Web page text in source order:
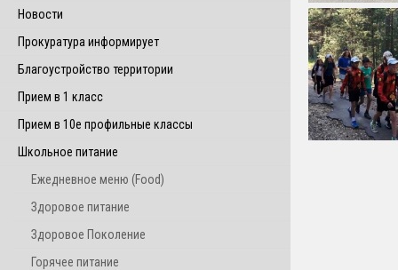
Новости
Прокуратура информирует
Благоустройство территории
Прием в 1 класс
Прием в 10е профильные классы
Школьное питание
Ежедневное меню (Food)
Здоровое питание
Здоровое Поколение
Горячее питание